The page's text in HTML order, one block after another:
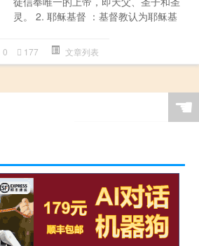
灵。 2. 耶稣基督 ：基督教认为耶稣基
0 177 文章列表
☚